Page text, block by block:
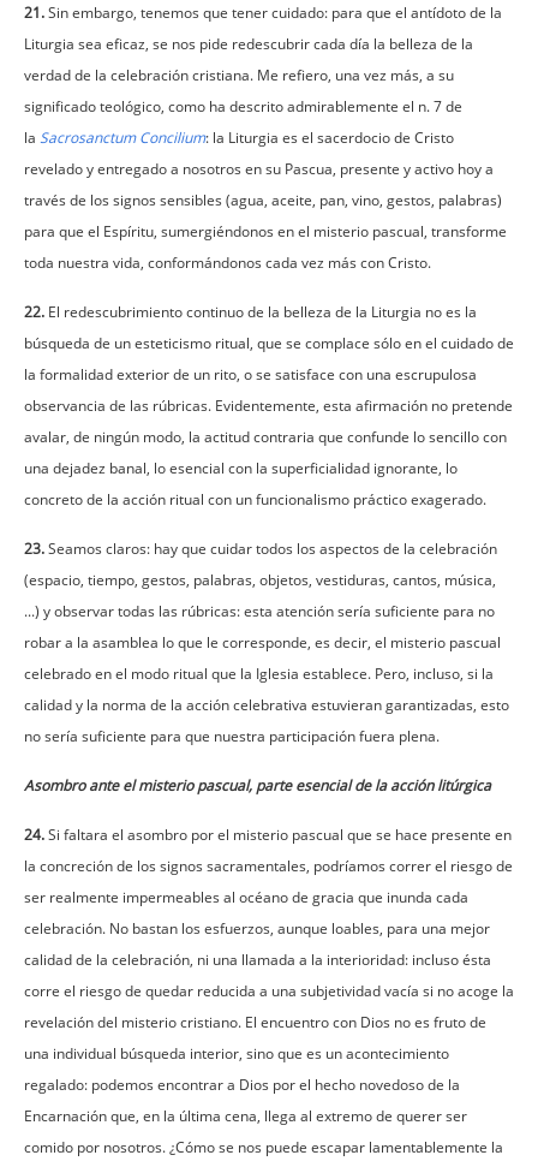
21.Sin embargo, tenemos que tener cuidado: para que el antídoto de la
Liturgia sea eficaz, se nos pide redescubrir cada día la belleza de la
verdad de la celebración cristiana. Me refiero, una vez más, a su
significado teológico, como ha descrito admirablemente el n. 7 de
la Sacrosanctum Concilium: la Liturgia es el sacerdocio de Cristo
revelado y entregado a nosotros en su Pascua, presente y activo hoy a
través de los signos sensibles (agua, aceite, pan, vino, gestos, palabras)
para que el Espíritu, sumergiéndonos en el misterio pascual, transforme
toda nuestra vida, conformándonos cada vez más con Cristo.
22. El redescubrimiento continuo de la belleza de la Liturgia no es la
búsqueda de un esteticismo ritual, que se complace sólo en el cuidado de
la formalidad exterior de un rito, o se satisface con una escrupulosa
observancia de las rúbricas. Evidentemente, esta afirmación no pretende
avalar, de ningún modo, la actitud contraria que confunde lo sencillo con
una dejadez banal, lo esencial con la superficialidad ignorante, lo
concreto de la acción ritual con un funcionalismo práctico exagerado.
23.Seamos claros: hay que cuidar todos los aspectos de la celebración
(espacio, tiempo, gestos, palabras, objetos, vestiduras, cantos, música,
...) y observar todas las rúbricas: esta atención sería suficiente para no
robar a la asamblea lo que le corresponde, es decir, el misterio pascual
celebrado en el modo ritual que la Iglesia establece. Pero, incluso, si la
calidad y la norma de la acción celebrativa estuvieran garantizadas, esto
no sería suficiente para que nuestra participación fuera plena.
Asombro ante el misterio pascual, parte esencial de la acción litúrgica
24.Si faltara el asombro por el misterio pascual que se hace presente en
la concreción de los signos sacramentales, podríamos correr el riesgo de
ser realmente impermeables al océano de gracia que inunda cada
celebración. No bastan los esfuerzos, aunque loables, para una mejor
calidad de la celebración, ni una llamada a la interioridad: incluso ésta
corre el riesgo de quedar reducida a una subjetividad vacía si no acoge la
revelación del misterio cristiano. El encuentro con Dios no es fruto de
una individual búsqueda interior, sino que es un acontecimiento
regalado: podemos encontrar a Dios por el hecho novedoso de la
Encarnación que, en la última cena, llega al extremo de querer ser
comido por nosotros. ¿Cómo se nos puede escapar lamentablemente la